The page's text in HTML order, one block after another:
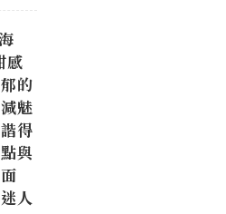
的
魅
得
與
人